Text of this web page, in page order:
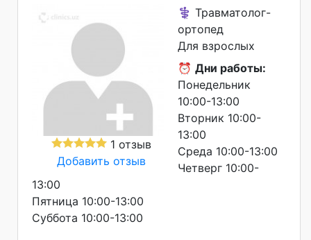
1 отзыв
Добавить отзыв
⚕️ Травматолог-
ортопед
Для взрослых
⏰ Дни работы:
Понедельник
10:00-13:00
Вторник 10:00-
13:00
Среда 10:00-13:00
Четверг 10:00-
13:00
Пятница 10:00-13:00
Суббота 10:00-13:00